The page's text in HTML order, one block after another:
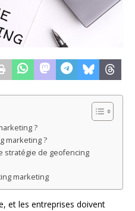
?
marketing ?
stratégie de geofencing
marketing
et les entreprises doivent